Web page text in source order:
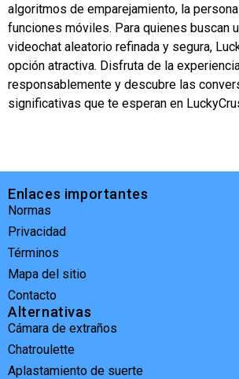
algoritmos de emparejamiento, la
funciones móviles. Para quienes buscan
videochat aleatorio refinada y segura,
opción atractiva. Disfruta de la
responsablemente y descubre las
significativas que te esperan en
Enlaces importantes
Normas
Privacidad
Términos
Mapa del sitio
Contacto
Alternativas
Cámara de extraños
Chatroulette
Aplastamiento de suerte